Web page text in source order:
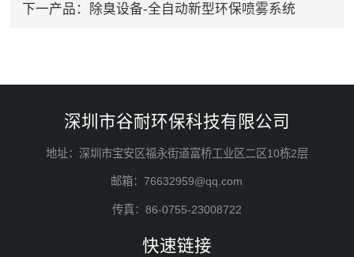
下一产品： 除臭设备-全自动新型环保喷雾系统
深圳市谷耐环保科技有限公司
地址：深圳市宝安区福永街道富桥工业区二区10栋2层
邮箱：76632959@qq.com
传真：86-0755-23008722
快速链接